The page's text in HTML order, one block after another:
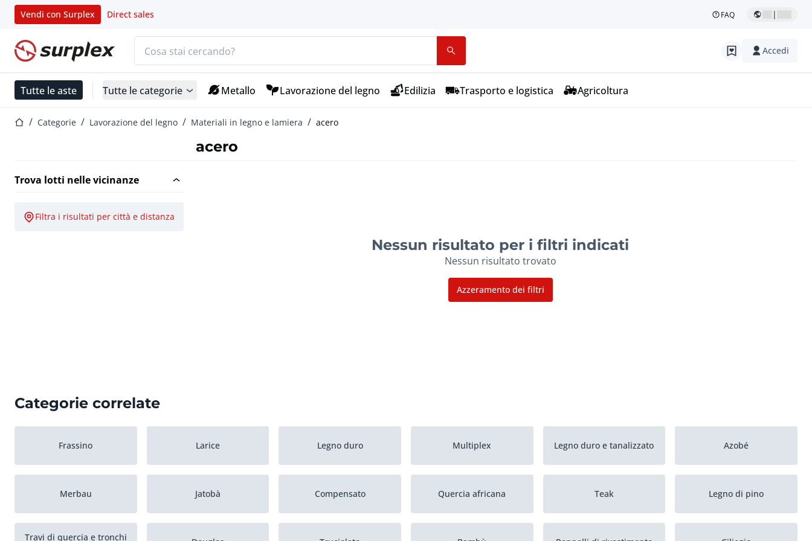
Vendi con Surplex Direct sales FAQ |
Home Accedi
Tutte le aste Tutte le categorie Metallo Lavorazione del legno Edilizia Trasporto e logistica Agricoltura
Home Categorie Lavorazione del legno Materiali in legno e lamiera acero
acero
Trova lotti nelle vicinanze
Filtra i risultati per città e distanza
Nessun risultato per i filtri indicati
Nessun risultato trovato
Azzeramento dei filtri
Categorie correlate
Frassino Larice Legno duro Multiplex Legno duro e tanalizzato Azobé
Merbau Jatobà Compensato Quercia africana Teak Legno di pino
Travi di quercia e tronchi